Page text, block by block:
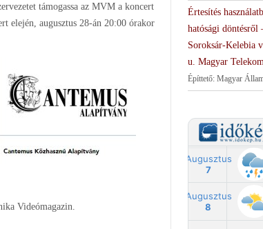
támogassa az MVM a koncert
elején, augusztus 28-án 20:00 órakor
Videómagazin.
Értesítés
hatósági döntésről
Soroksár-Kelebia
u. Magyar
Építtető: Magyar